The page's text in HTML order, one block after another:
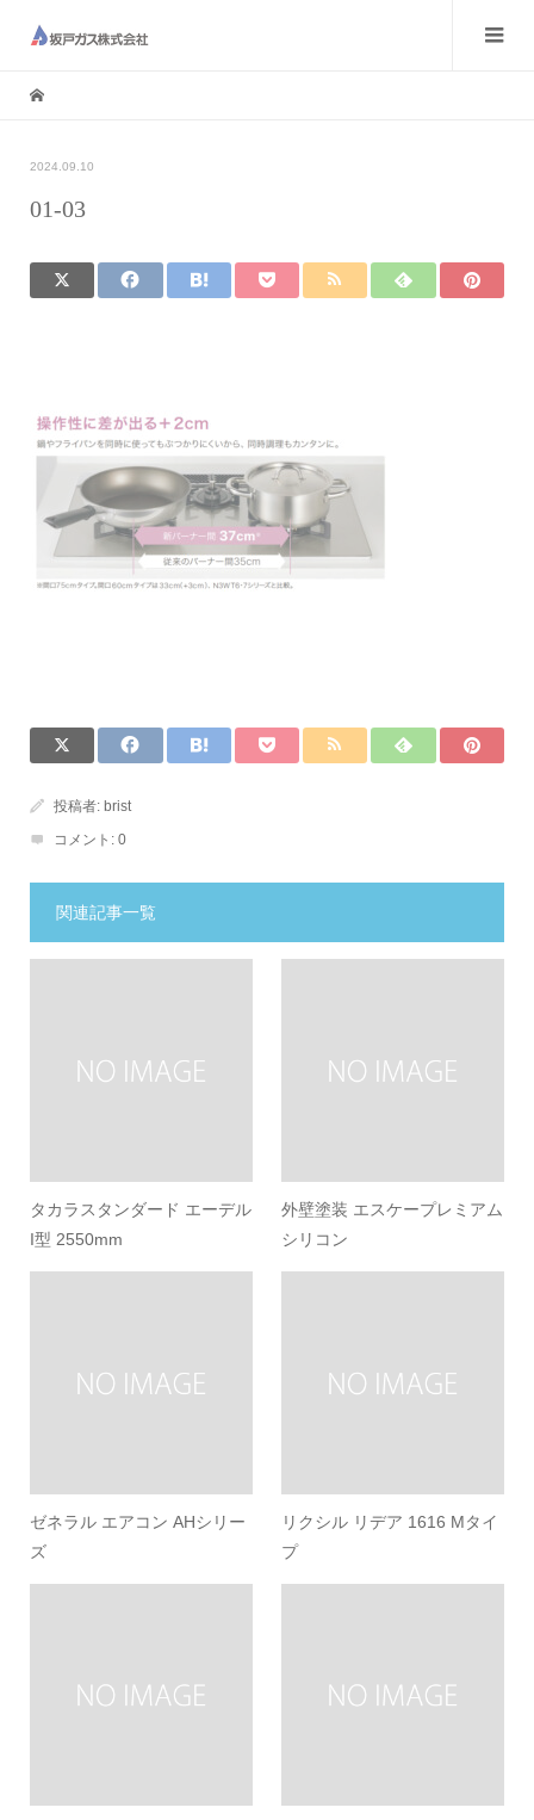
2024.09.10
01-03
投稿者: brist
コメント: 0
関連記事一覧
タカラスタンダード エーデル
I型 2550mm
外壁塗装 エスケープレミアム
シリコン
ゼネラル エアコン AHシリー
ズ
リクシル リデア 1616 Mタイ
プ